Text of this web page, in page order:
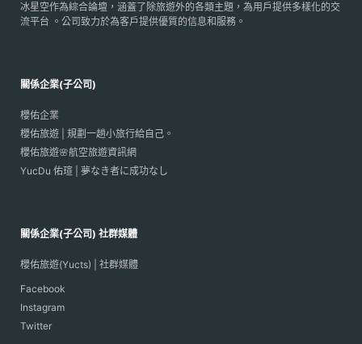
冰星空作為綜合論壇，涵蓋了除旅遊外的各類主題，為用戶提供多樣化的交
流平台 。公司致力於為客戶提供優質的信息和服務。
關係企業(子公司)
櫻佑企業
櫻佑旅遊 | 規劃一趟小旅行給自己。
櫻佑旅遊🌸航空旅遊資訊網
YucDu 佑瑄 | 夢なき者に成功なし
關係企業(子公司) 社群媒體
櫻佑旅遊(Yucts) | 社群媒體
Facebook
Instagram
Twitter